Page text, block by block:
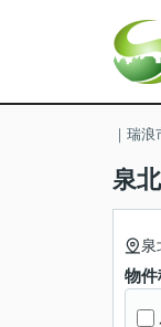
｜瑞
泉
泉
物件